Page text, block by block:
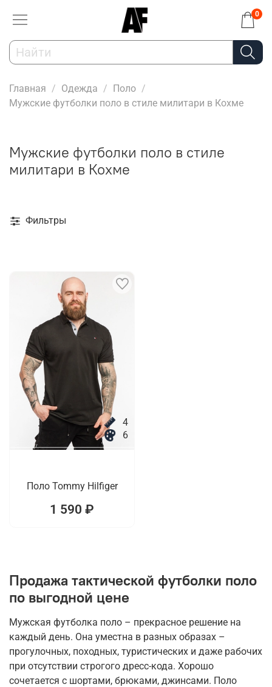
0
Главная Одежда
Поло
Мужские футболки поло в стиле милитари в Кохме
Мужские футболки поло в стиле
милитари в Кохме
Фильтры
4
6
Поло Tommy Hilfiger
1 590 ₽
Продажа тактической футболки поло
по выгодной цене
Мужская футболка поло – прекрасное решение на
каждый день. Она уместна в разных образах –
прогулочных, походных, туристических и даже рабочих
при отсутствии строгого дресс-кода. Хорошо
сочетается с шортами, брюками, джинсами. Поло